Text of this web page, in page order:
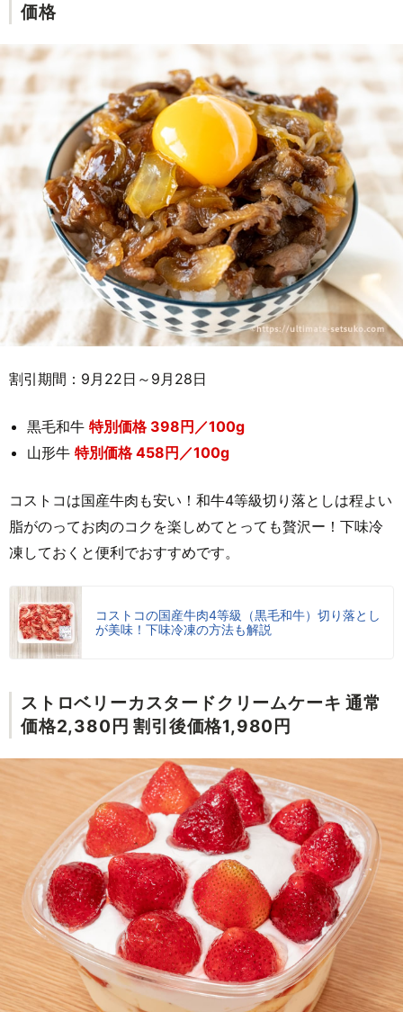
価格
割引期間：9月22日～9月28日
黒毛和牛 特別価格 398円／100g
山形牛 特別価格 458円／100g
コストコは国産牛肉も安い！和牛4等級切り落としは程よい
脂がのってお肉のコクを楽しめてとっても贅沢ー！下味冷
凍しておくと便利でおすすめです。
コストコの国産牛肉4等級（黒毛和牛）切り落とし
が美味！下味冷凍の方法も解説
ストロベリーカスタードクリームケーキ 通常
価格2,380円 割引後価格1,980円